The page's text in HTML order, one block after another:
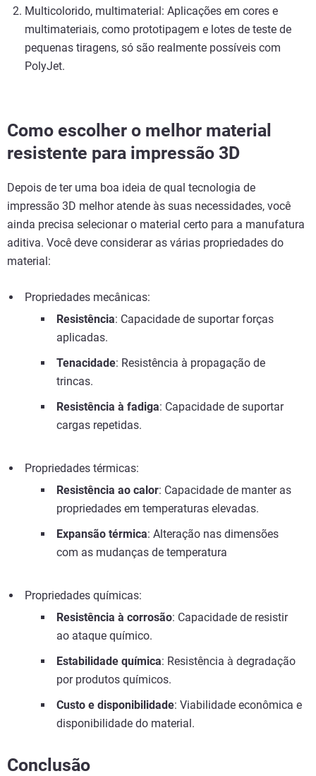
Multicolorido, multimaterial: Aplicações em cores e
multimateriais, como prototipagem e lotes de teste de
pequenas tiragens, só são realmente possíveis com
PolyJet.
Como escolher o melhor material
resistente para impressão 3D
Depois de ter uma boa ideia de qual tecnologia de
impressão 3D melhor atende às suas necessidades, você
ainda precisa selecionar o material certo para a manufatura
aditiva. Você deve considerar as várias propriedades do
material:
Propriedades mecânicas:
Resistência: Capacidade de suportar forças
aplicadas.
Tenacidade: Resistência à propagação de
trincas.
Resistência à fadiga: Capacidade de suportar
cargas repetidas.
Propriedades térmicas:
Resistência ao calor: Capacidade de manter as
propriedades em temperaturas elevadas.
Expansão térmica: Alteração nas dimensões
com as mudanças de temperatura
Propriedades químicas:
Resistência à corrosão: Capacidade de resistir
ao ataque químico.
Estabilidade química: Resistência à degradação
por produtos químicos.
Custo e disponibilidade: Viabilidade econômica e
disponibilidade do material.
Conclusão